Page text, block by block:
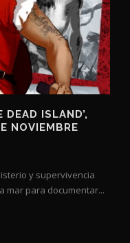
DEAD ISLAND’,
NOVIEMBRE
y supervivencia
mar para documentar...